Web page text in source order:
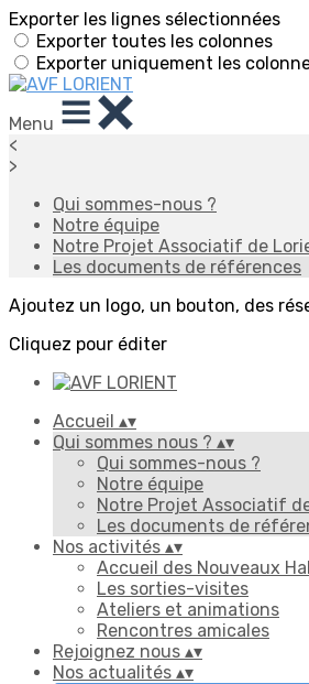
Exporter les lignes sélectionnées
Exporter toutes les colonnes
Exporter uniquement les
Menu
<
>
Qui sommes-nous ?
Notre équipe
Notre Projet Associatif de
Les documents de références
Ajoutez un logo, un bouton, des
Cliquez pour éditer
Accueil ▴▾
Qui sommes nous ? ▴▾
Qui sommes-nous ?
Notre équipe
Notre Projet Associatif
Les documents de
Nos activités ▴▾
Accueil des Nouveaux
Les sorties-visites
Ateliers et animations
Rencontres amicales
Rejoignez nous ▴▾
Nos actualités ▴▾